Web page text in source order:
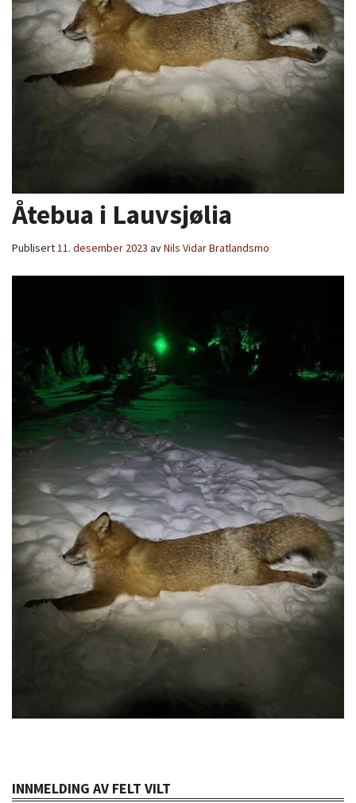
Åtebua i Lauvsjølia
Publisert11. desember 2023 avNils Vidar Bratlandsmo
INNMELDING AV FELT VILT